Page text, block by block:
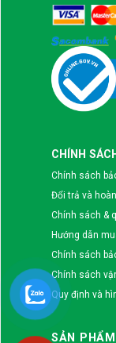
CHÍNH SÁCH
Chính sách
Đổi trả và
Chính sách &
Hướng dẫn
Chính sách
Chính sách
Quy định và
SẢN PHẨM